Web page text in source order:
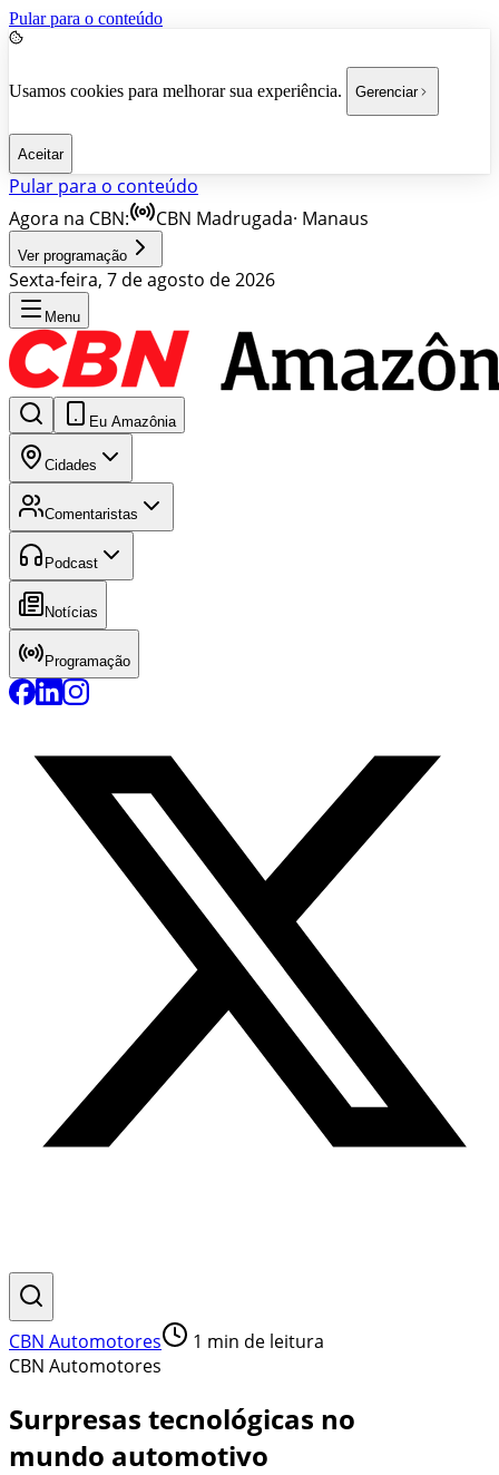
Pular para o conteúdo
Usamos cookies para melhorar sua experiência. Gerenciar
Aceitar
Pular para o conteúdo
Agora na CBN:
CBN Madrugada· Manaus
Ver programação
Sexta-feira, 7 de agosto de 2026
Menu
Eu Amazônia
Cidades
Comentaristas
Podcast
Notícias
Programação
CBN Automotores 1 min de leitura
CBN Automotores
Surpresas tecnológicas no
mundo automotivo